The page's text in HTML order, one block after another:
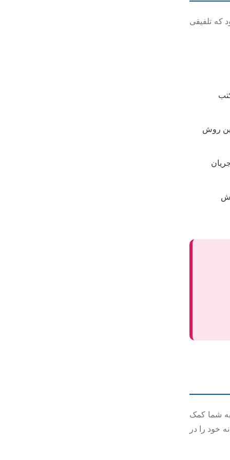
که تلفیقی
روش
به شما کمک
خود را در